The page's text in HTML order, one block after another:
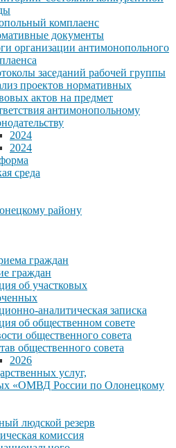
комплаенс
документы
организации антимонопольного
заседаний рабочей группы
проектов нормативных
актов на предмет
антимонопольному
2024
2024
среда
району
граждан
граждан
об участковых
аналитическая записка
об общественном совете
общественного совета
общественного совета
2026
услуг,
«ОМВД России по Олонецкому
людской резерв
комиссия